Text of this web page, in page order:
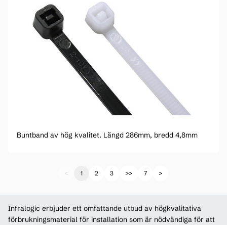
Buntband av hög kvalitet. Längd 286mm, bredd 4,8mm
< 1 2 3 >> 7 >
Infralogic erbjuder ett omfattande utbud av högkvalitativa
förbrukningsmaterial för installation som är nödvändiga för att